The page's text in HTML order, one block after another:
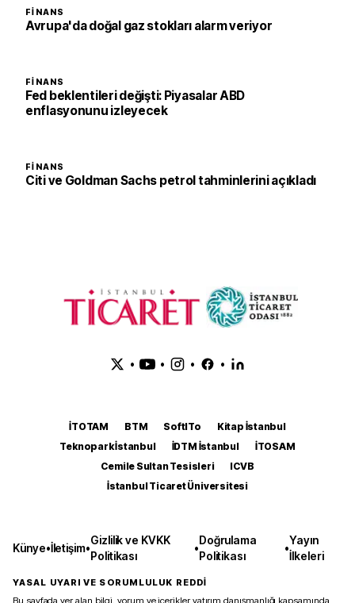
FINANS
Avrupa'da doğal gaz stokları alarm veriyor
FINANS
Fed beklentileri değişti: Piyasalar ABD
enflasyonunu izleyecek
FINANS
Citi ve Goldman Sachs petrol tahminlerini açıkladı
• • • •
İTOTAM BTM SoftITo
Kitap İstanbul
Teknopark İstanbul
İDTM İstanbul
İTOSAM
Cemile Sultan Tesisleri
ICVB
İstanbul Ticaret Üniversitesi
Künye•İletişim•
Gizlilik ve KVKK
Politikası
•
Doğrulama
Politikası
•
Yayın
İlkeleri
YASAL UYARI VE SORUMLULUK REDDİ
Bu sayfada yer alan bilgi, yorum ve içerikler yatırım danışmanlığı kapsamında